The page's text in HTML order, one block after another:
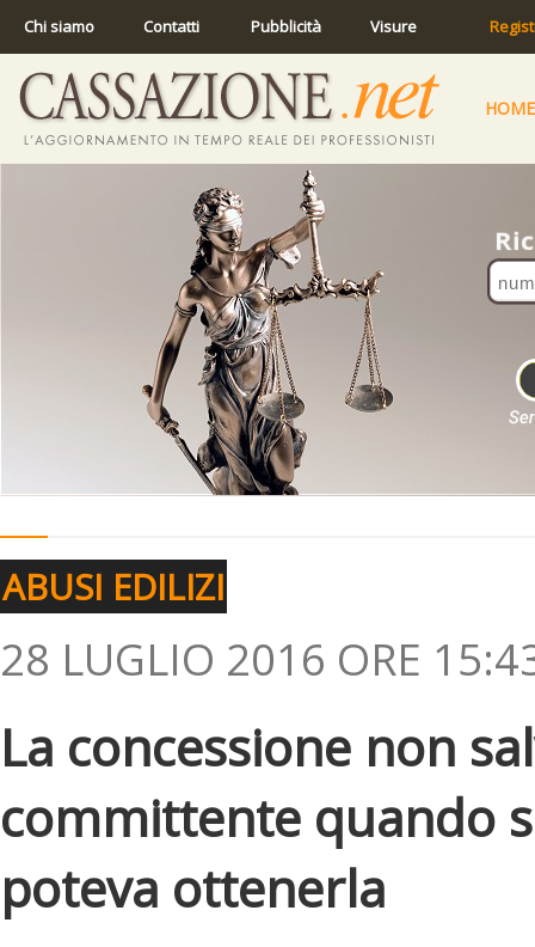
Chi siamo Contatti Pubblicità Visure
HOME
ABUSI EDILIZI
28 LUGLIO 2016 ORE
La concessione non
committente quando
poteva ottenerla